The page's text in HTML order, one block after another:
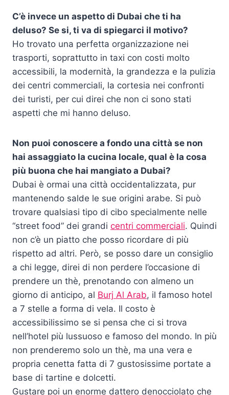
C’è invece un aspetto di Dubai che ti ha
deluso? Se si, ti va di spiegarci il motivo?
Ho trovato una perfetta organizzazione nei
trasporti, soprattutto in taxi con costi molto
accessibili, la modernità, la grandezza e la pulizia
dei centri commerciali, la cortesia nei confronti
dei turisti, per cui direi che non ci sono stati
aspetti che mi hanno deluso.
Non puoi conoscere a fondo una città se non
hai assaggiato la cucina locale, qual è la cosa
più buona che hai mangiato a Dubai?
Dubai è ormai una città occidentalizzata, pur
mantenendo salde le sue origini arabe. Si può
trovare qualsiasi tipo di cibo specialmente nelle
“street food” dei grandi centri commerciali. Quindi
non c’è un piatto che posso ricordare di più
rispetto ad altri. Però, se posso dare un consiglio
a chi legge, direi di non perdere l’occasione di
prendere un thè, prenotando con almeno un
giorno di anticipo, al Burj Al ­Arab, il famoso hotel
a 7 stelle a forma di vela. Il costo è
accessibilissimo se si pensa che ci si trova
nell’hotel più lussuoso e famoso del mondo. In più
non prenderemo solo un thè, ma una vera e
propria cenetta fatta di 7 gustosissime portate a
base di tartine e dolcetti.
Gustare poi un enorme dattero denocciolato che